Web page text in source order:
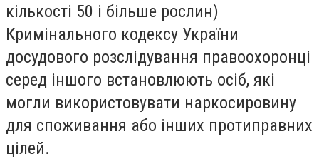
кількості 50 і більше рослин)
Кримінального кодексу України
досудового розслідування правоохоронці
серед іншого встановлюють осіб, які
могли використовувати наркосировину
для споживання або інших протиправних
цілей.